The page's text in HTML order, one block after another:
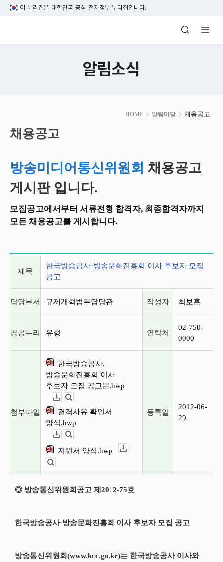
본문 바로가기
이 누리집은 대한민국 공식 전자정부 누리집입니다.
방송미디어통신위원회 Korea Media
알림소식
HOME 알림마당 채용공고
시
작
채용공고
방송미디어통신위원회 채용공고
게시판 입니다.
모집공고에서부터 서류전형 합격자, 최종합격자까지
모든 채용공고를 게시합니다.
제목
한국방송공사·방송문화진흥회 이사 후보자 모집
공고
담당부서 규제개혁법무담당관 작성자 최보훈
공공누리 유형 연락처
02-750-
0000
첨부파일
한국방송공사,
방송문화진흥회 이사
후보자 모집 공고문.hwp
결격사유 확인서
양식.hwp
지원서 양식.hwp
등록일
2012-06-
29
◎ 방송통신위원회공고 제2012-75호
한국방송공사·방송문화진흥회 이사 후보자 모집 공고
방송통신위원회(www.kcc.go.kr)는 한국방송공사 이사와